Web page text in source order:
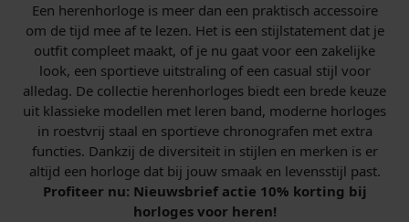
Een herenhorloge is meer dan een praktisch accessoire
om de tijd mee af te lezen. Het is een stijlstatement dat je
outfit compleet maakt, of je nu gaat voor een zakelijke
look, een sportieve uitstraling of een casual stijl voor
alledag. De collectie herenhorloges biedt een brede keuze
uit klassieke modellen met leren band, moderne horloges
in roestvrij staal en sportieve chronografen met extra
functies. Dankzij de diversiteit in stijlen en merken is er
altijd een horloge dat bij jouw smaak en levensstijl past.
Profiteer nu: Nieuwsbrief actie 10% korting bij
horloges voor heren!